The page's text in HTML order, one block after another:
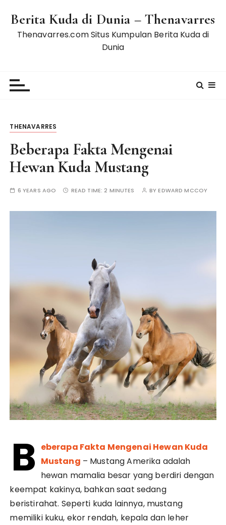
Berita Kuda di Dunia – Thenavarres
Thenavarres.com Situs Kumpulan Berita Kuda di
Dunia
THENAVARRES
Beberapa Fakta Mengenai
Hewan Kuda Mustang
6 YEARS AGO READ TIME:2 MINUTES BYEDWARD MCCOY
B eberapa Fakta Mengenai Hewan Kuda
Mustang – Mustang Amerika adalah
hewan mamalia besar yang berdiri dengan
keempat kakinya, bahkan saat sedang
beristirahat. Seperti kuda lainnya, mustang
memiliki kuku, ekor rendah, kepala dan leher